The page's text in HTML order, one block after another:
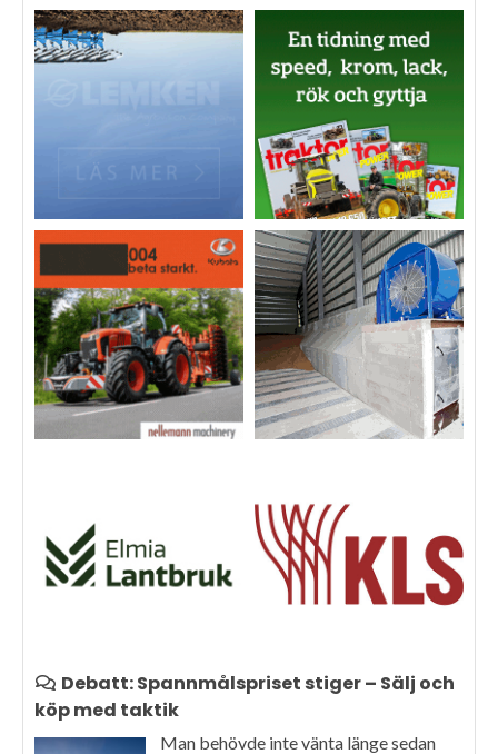
Debatt: Spannmålspriset stiger – Sälj och
köp med taktik
Man behövde inte vänta länge sedan